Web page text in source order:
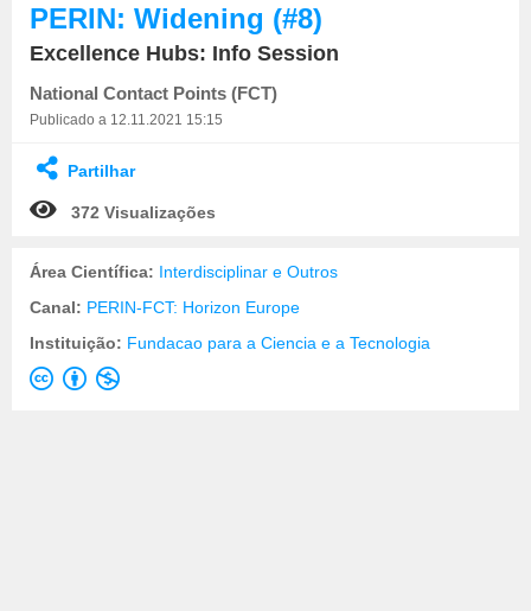
PERIN: Widening (#8)
Excellence Hubs: Info Session
National Contact Points (FCT)
Publicado a 12.11.2021 15:15
Partilhar
372 Visualizações
Área Científica: Interdisciplinar e Outros
Canal: PERIN-FCT: Horizon Europe
Instituição: Fundacao para a Ciencia e a Tecnologia